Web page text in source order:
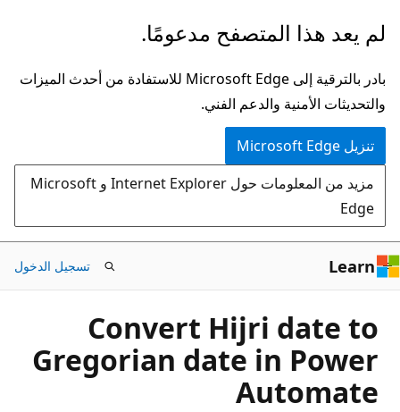
تخطي
إلى
المحتوى
الرئيسي
لم يعد هذا المتصفح مدعومًا.
بادر بالترقية إلى Microsoft Edge للاستفادة من أحدث الميزات
والتحديثات الأمنية والدعم الفني.
تنزيل Microsoft Edge
مزيد من المعلومات حول Internet Explorer و Microsoft
Edge
Learn تسجيل الدخول
Convert Hijri date to
Gregorian date in Power
Automate